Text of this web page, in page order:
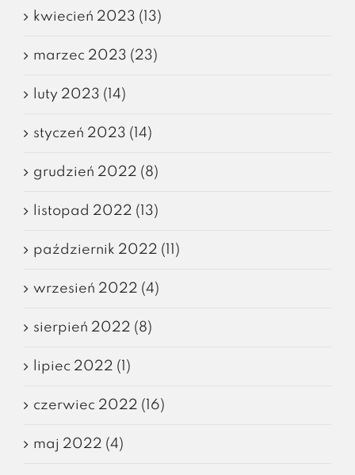
kwiecień 2023 (13)
marzec 2023 (23)
luty 2023 (14)
styczeń 2023 (14)
grudzień 2022 (8)
listopad 2022 (13)
październik 2022 (11)
wrzesień 2022 (4)
sierpień 2022 (8)
lipiec 2022 (1)
czerwiec 2022 (16)
maj 2022 (4)